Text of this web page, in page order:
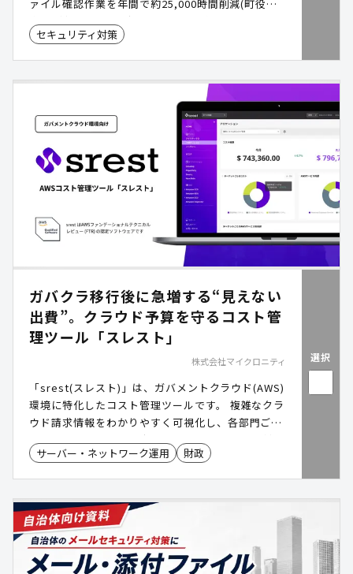
ァイル確認作業を年間で約25,000時間削減(町役場
全体)!対策コストは内部サーバでの実装に比べて4割
削減
セキュリティ対策
ガバクラ移行後に急増する“見えない
出費”。クラウド予算を守るコスト管
理ツール「スレスト」
株式会社マイクロニティ
「srest(スレスト)」は、ガバメントクラウド(AWS)
環境に特化したコスト管理ツールです。 複雑なクラ
ウド請求情報をわかりやすく可視化し、各部門ごと
のコスト把握や予算策定を支援します。 日本語対応
のシンプルなダッシュボードにより、クラウド運用
サーバー・ネットワーク運用 財政
選択